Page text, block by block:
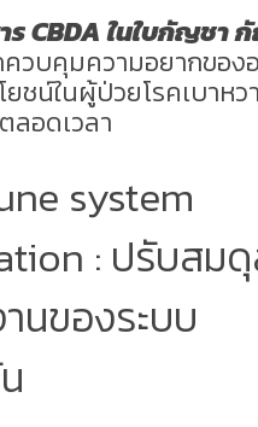
ร CBDA ในใบกัญชา
วบคุมความอยากของ
ยชน์ในผู้ป่วยโรคเบาห
ลอดเวลา
system
: ปรับสม
นของระบบ